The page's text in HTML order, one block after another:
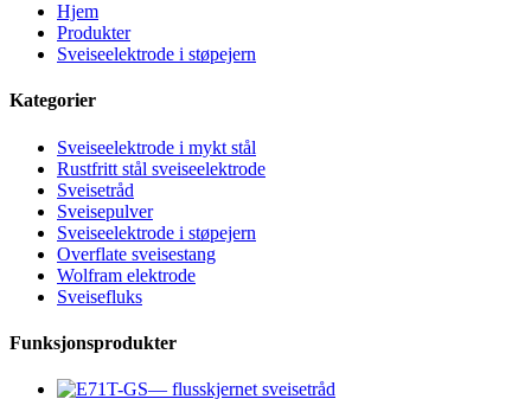
Hjem
Produkter
Sveiseelektrode i støpejern
Kategorier
Sveiseelektrode i mykt stål
Rustfritt stål sveiseelektrode
Sveisetråd
Sveisepulver
Sveiseelektrode i støpejern
Overflate sveisestang
Wolfram elektrode
Sveisefluks
Funksjonsprodukter